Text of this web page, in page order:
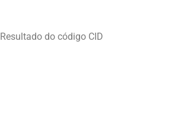
Resultado do código CID